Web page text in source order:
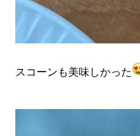
スコーンも美味しかった